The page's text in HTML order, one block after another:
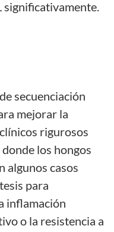
significativamente.
secuenciación
mejorar la
rigurosos
los hongos
algunos casos
para
inflamación
o la resistencia a